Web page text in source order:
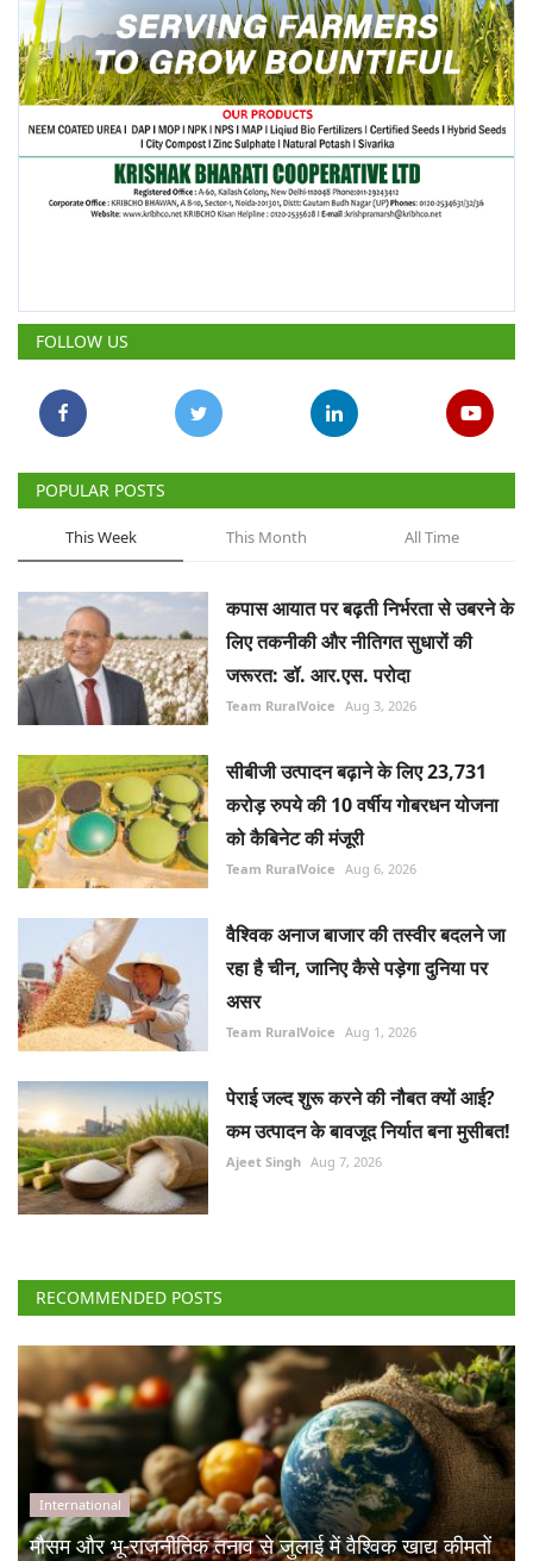
FOLLOW US
POPULAR POSTS
This Week This Month All Time
कपास आयात पर बढ़ती निर्भरता से उबरने के
लिए तकनीकी और नीतिगत सुधारों की
जरूरत: डॉ. आर.एस. परोदा
Team RuralVoice Aug 3, 2026
सीबीजी उत्पादन बढ़ाने के लिए 23,731
करोड़ रुपये की 10 वर्षीय गोबरधन योजना
को कैबिनेट की मंजूरी
Team RuralVoice Aug 6, 2026
वैश्विक अनाज बाजार की तस्वीर बदलने जा
रहा है चीन, जानिए कैसे पड़ेगा दुनिया पर
असर
Team RuralVoice Aug 1, 2026
पेराई जल्द शुरू करने की नौबत क्यों आई?
कम उत्पादन के बावजूद निर्यात बना मुसीबत!
Ajeet Singh Aug 7, 2026
RECOMMENDED POSTS
International
मौसम और भू-राजनीतिक तनाव से जुलाई में वैश्विक खाद्य कीमतों